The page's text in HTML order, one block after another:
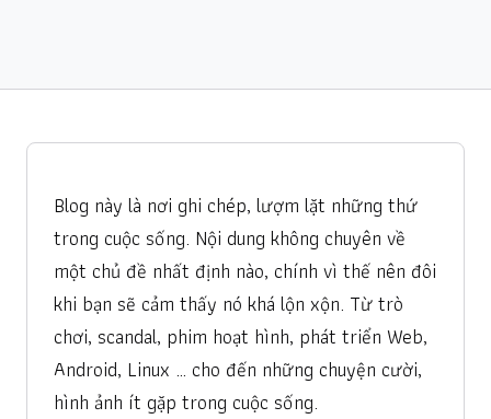
Blog này là nơi ghi chép, lượm lặt những thứ
trong cuộc sống. Nội dung không chuyên về
một chủ đề nhất định nào, chính vì thế nên đôi
khi bạn sẽ cảm thấy nó khá lộn xộn. Từ trò
chơi, scandal, phim hoạt hình, phát triển Web,
Android, Linux … cho đến những chuyện cười,
hình ảnh ít gặp trong cuộc sống.